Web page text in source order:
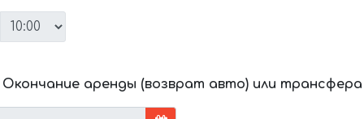
Окончание аренды (возврат авто) или трансфера